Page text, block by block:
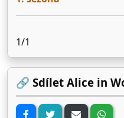
1/1
🔗 Sdílet Alice in